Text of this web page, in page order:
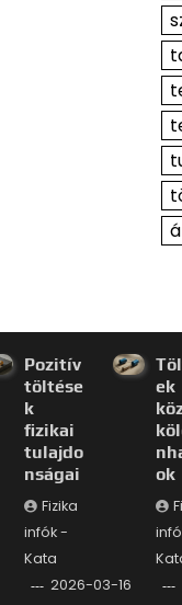
Pozitív
töltése
k
fizikai
tulajdo
nságai
Fizika
infók -
Kata
2026-03-16
ek
ok